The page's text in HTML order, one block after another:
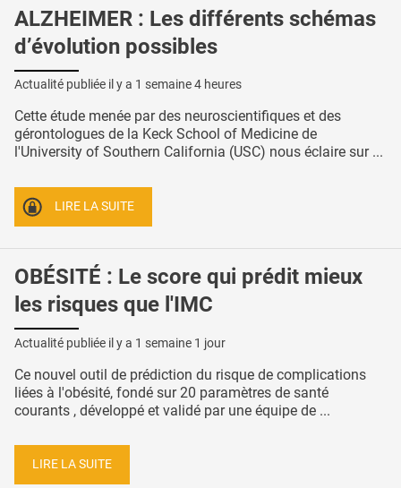
ALZHEIMER : Les différents schémas
d’évolution possibles
Actualité publiée il y a 1 semaine 4 heures
Cette étude menée par des neuroscientifiques et des
gérontologues de la Keck School of Medicine de
l'University of Southern California (USC) nous éclaire sur ...
LIRE LA SUITE
OBÉSITÉ : Le score qui prédit mieux
les risques que l'IMC
Actualité publiée il y a 1 semaine 1 jour
Ce nouvel outil de prédiction du risque de complications
liées à l'obésité, fondé sur 20 paramètres de santé
courants , développé et validé par une équipe de ...
LIRE LA SUITE